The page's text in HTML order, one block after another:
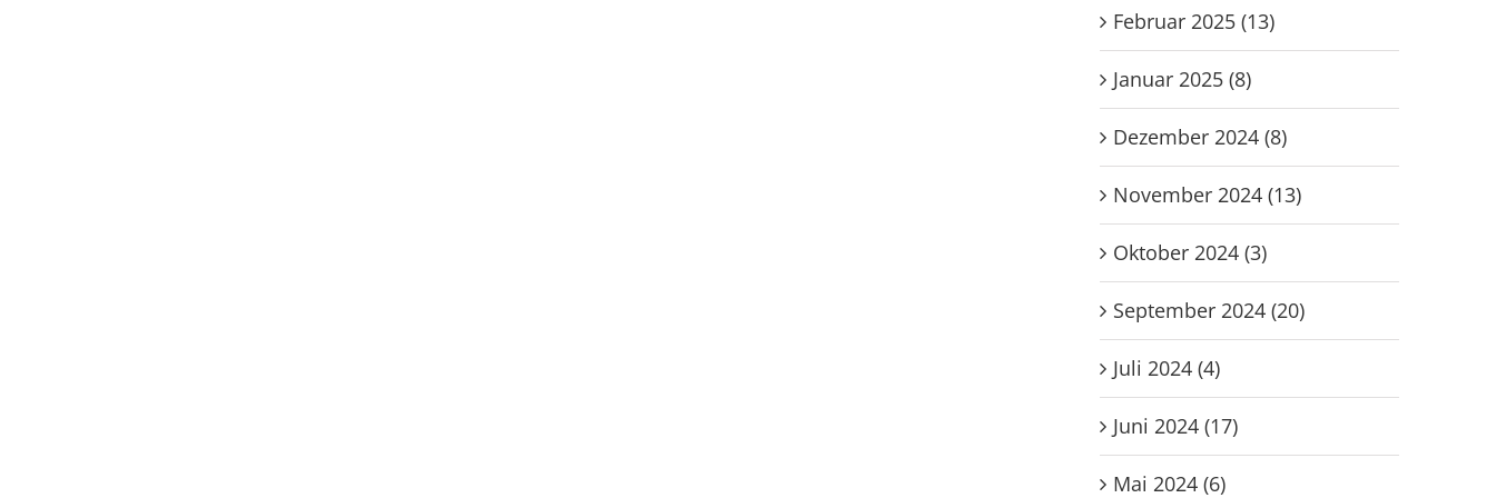
Februar 2025 (13)
Januar 2025 (8)
Dezember 2024 (8)
November 2024 (13)
Oktober 2024 (3)
September 2024 (20)
Juli 2024 (4)
Juni 2024 (17)
Mai 2024 (6)